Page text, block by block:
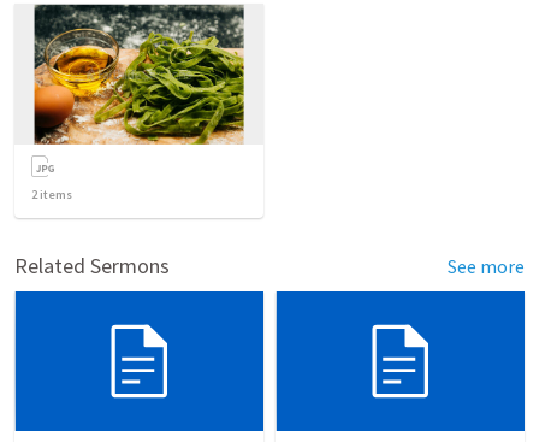
2items
Related Sermons See more